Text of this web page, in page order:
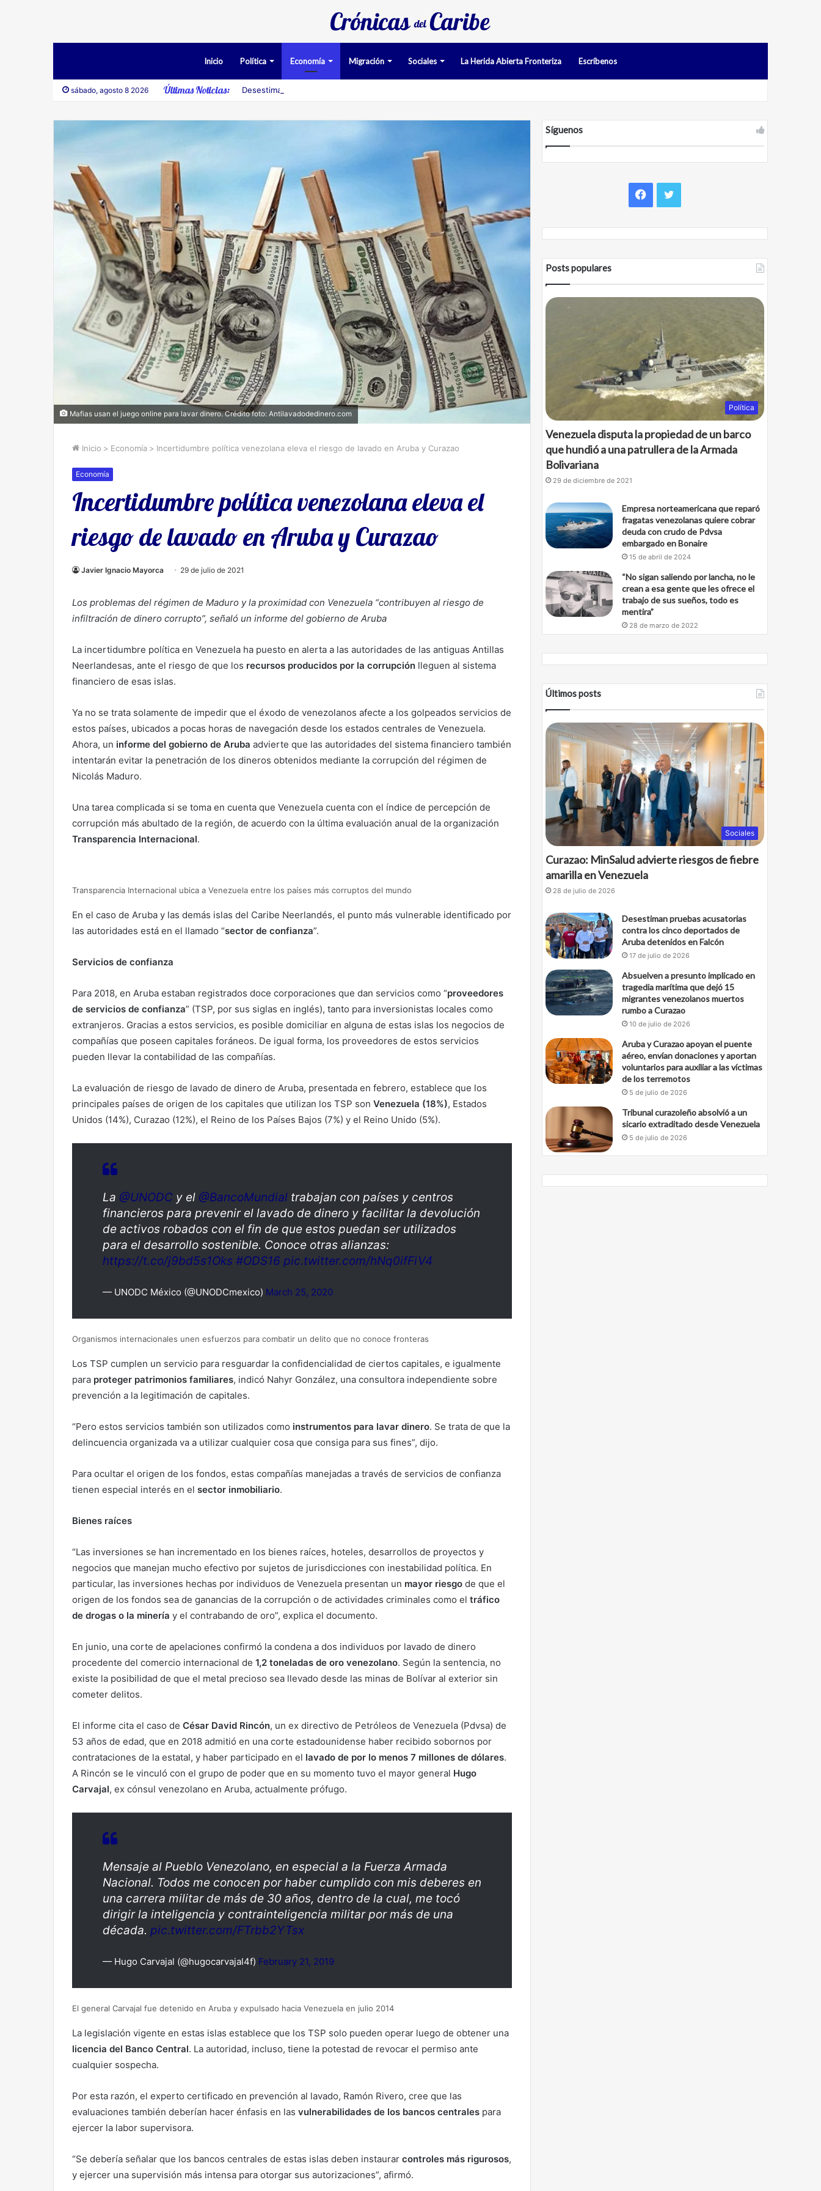
Inicio Política Economía Migración Sociales La Herida Abierta Fronteriza Escríbenos
sábado, agosto 8 2026 Últimas Noticias: Desestiman pruebas acusatorias contra los cinco deportados de Aruba detenidos en Falcón
Mafias usan el juego online para lavar dinero. Crédito foto: Antilavadodedinero.com
Inicio > Economía > Incertidumbre política venezolana eleva el riesgo de lavado en Aruba y Curazao
Economía
Incertidumbre política venezolana eleva el
riesgo de lavado en Aruba y Curazao
Javier Ignacio Mayorca 29 de julio de 2021
Los problemas del régimen de Maduro y la proximidad con Venezuela “contribuyen al riesgo de
infiltración de dinero corrupto”, señaló un informe del gobierno de Aruba
La incertidumbre política en Venezuela ha puesto en alerta a las autoridades de las antiguas Antillas
Neerlandesas, ante el riesgo de que los recursos producidos por la corrupción lleguen al sistema
financiero de esas islas.
Ya no se trata solamente de impedir que el éxodo de venezolanos afecte a los golpeados servicios de
estos países, ubicados a pocas horas de navegación desde los estados centrales de Venezuela.
Ahora, un informe del gobierno de Aruba advierte que las autoridades del sistema financiero también
intentarán evitar la penetración de los dineros obtenidos mediante la corrupción del régimen de
Nicolás Maduro.
Una tarea complicada si se toma en cuenta que Venezuela cuenta con el índice de percepción de
corrupción más abultado de la región, de acuerdo con la última evaluación anual de la organización
Transparencia Internacional.
Transparencia Internacional ubica a Venezuela entre los países más corruptos del mundo
En el caso de Aruba y las demás islas del Caribe Neerlandés, el punto más vulnerable identificado por
las autoridades está en el llamado “sector de confianza”.
Servicios de confianza
Para 2018, en Aruba estaban registrados doce corporaciones que dan servicios como “proveedores
de servicios de confianza” (TSP, por sus siglas en inglés), tanto para inversionistas locales como
extranjeros. Gracias a estos servicios, es posible domiciliar en alguna de estas islas los negocios de
compañías que poseen capitales foráneos. De igual forma, los proveedores de estos servicios
pueden llevar la contabilidad de las compañías.
La evaluación de riesgo de lavado de dinero de Aruba, presentada en febrero, establece que los
principales países de origen de los capitales que utilizan los TSP son Venezuela (18%), Estados
Unidos (14%), Curazao (12%), el Reino de los Países Bajos (7%) y el Reino Unido (5%).
La @UNODC y el @BancoMundial trabajan con países y centros
financieros para prevenir el lavado de dinero y facilitar la devolución
de activos robados con el fin de que estos puedan ser utilizados
para el desarrollo sostenible. Conoce otras alianzas:
https://t.co/j9bd5s1Oks #ODS16 pic.twitter.com/hNq0ifFiV4
— UNODC México (@UNODCmexico) March 25, 2020
Organismos internacionales unen esfuerzos para combatir un delito que no conoce fronteras
Los TSP cumplen un servicio para resguardar la confidencialidad de ciertos capitales, e igualmente
para proteger patrimonios familiares, indicó Nahyr González, una consultora independiente sobre
prevención a la legitimación de capitales.
“Pero estos servicios también son utilizados como instrumentos para lavar dinero. Se trata de que la
delincuencia organizada va a utilizar cualquier cosa que consiga para sus fines”, dijo.
Para ocultar el origen de los fondos, estas compañías manejadas a través de servicios de confianza
tienen especial interés en el sector inmobiliario.
Bienes raíces
“Las inversiones se han incrementado en los bienes raíces, hoteles, desarrollos de proyectos y
negocios que manejan mucho efectivo por sujetos de jurisdicciones con inestabilidad política. En
particular, las inversiones hechas por individuos de Venezuela presentan un mayor riesgo de que el
origen de los fondos sea de ganancias de la corrupción o de actividades criminales como el tráfico
de drogas o la minería y el contrabando de oro”, explica el documento.
En junio, una corte de apelaciones confirmó la condena a dos individuos por lavado de dinero
procedente del comercio internacional de 1,2 toneladas de oro venezolano. Según la sentencia, no
existe la posibilidad de que el metal precioso sea llevado desde las minas de Bolívar al exterior sin
cometer delitos.
El informe cita el caso de César David Rincón, un ex directivo de Petróleos de Venezuela (Pdvsa) de
53 años de edad, que en 2018 admitió en una corte estadounidense haber recibido sobornos por
contrataciones de la estatal, y haber participado en el lavado de por lo menos 7 millones de dólares.
A Rincón se le vinculó con el grupo de poder que en su momento tuvo el mayor general Hugo
Carvajal, ex cónsul venezolano en Aruba, actualmente prófugo.
Mensaje al Pueblo Venezolano, en especial a la Fuerza Armada
Nacional. Todos me conocen por haber cumplido con mis deberes en
una carrera militar de más de 30 años, dentro de la cual, me tocó
dirigir la inteligencia y contrainteligencia militar por más de una
década. pic.twitter.com/FTrbb2YTsx
— Hugo Carvajal (@hugocarvajal4f) February 21, 2019
El general Carvajal fue detenido en Aruba y expulsado hacia Venezuela en julio 2014
La legislación vigente en estas islas establece que los TSP solo pueden operar luego de obtener una
licencia del Banco Central. La autoridad, incluso, tiene la potestad de revocar el permiso ante
cualquier sospecha.
Por esta razón, el experto certificado en prevención al lavado, Ramón Rivero, cree que las
evaluaciones también deberían hacer énfasis en las vulnerabilidades de los bancos centrales para
ejercer la labor supervisora.
“Se debería señalar que los bancos centrales de estas islas deben instaurar controles más rigurosos,
y ejercer una supervisión más intensa para otorgar sus autorizaciones”, afirmó.
Síguenos
Facebook
Twitter
Posts populares
Política
Venezuela disputa la propiedad de un barco
que hundió a una patrullera de la Armada
Bolivariana
29 de diciembre de 2021
Empresa norteamericana que reparó
fragatas venezolanas quiere cobrar
deuda con crudo de Pdvsa
embargado en Bonaire
15 de abril de 2024
“No sigan saliendo por lancha, no le
crean a esa gente que les ofrece el
trabajo de sus sueños, todo es
mentira”
28 de marzo de 2022
Últimos posts
Sociales
Curazao: MinSalud advierte riesgos de fiebre
amarilla en Venezuela
28 de julio de 2026
Desestiman pruebas acusatorias
contra los cinco deportados de
Aruba detenidos en Falcón
17 de julio de 2026
Absuelven a presunto implicado en
tragedia marítima que dejó 15
migrantes venezolanos muertos
rumbo a Curazao
10 de julio de 2026
Aruba y Curazao apoyan el puente
aéreo, envían donaciones y aportan
voluntarios para auxiliar a las víctimas
de los terremotos
5 de julio de 2026
Tribunal curazoleño absolvió a un
sicario extraditado desde Venezuela
5 de julio de 2026